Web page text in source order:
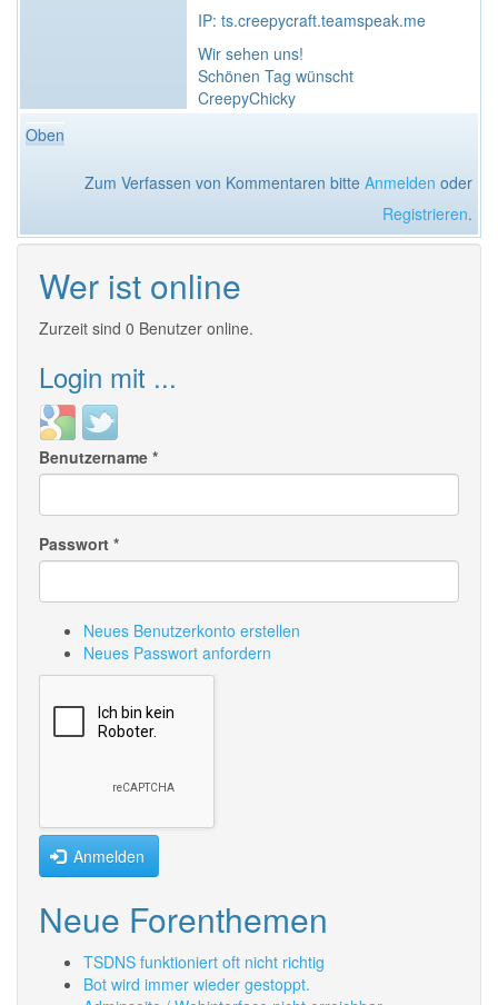
IP: ts.creepycraft.teamspeak.me
Wir sehen uns!
Schönen Tag wünscht
CreepyChicky
Oben
Zum Verfassen von Kommentaren bitte Anmelden oder
Registrieren.
Wer ist online
Zurzeit sind 0 Benutzer online.
Login mit ...
Login
with
Google
Login
with
Twitter
Benutzername *
Passwort *
Neues Benutzerkonto erstellen
Neues Passwort anfordern
Anmelden
Neue Forenthemen
TSDNS funktioniert oft nicht richtig
Bot wird immer wieder gestoppt.